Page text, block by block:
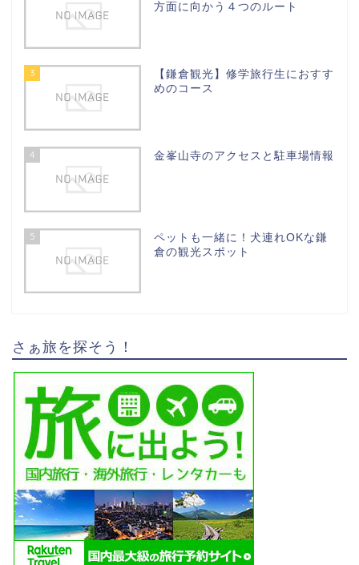
方面に向かう４つのルート
3
【鎌倉観光】修学旅行生におすす
めのコース
4 金峯山寺のアクセスと駐車場情報
5
ペットも一緒に！犬連れOKな鎌
倉の観光スポット
さぁ旅を探そう！